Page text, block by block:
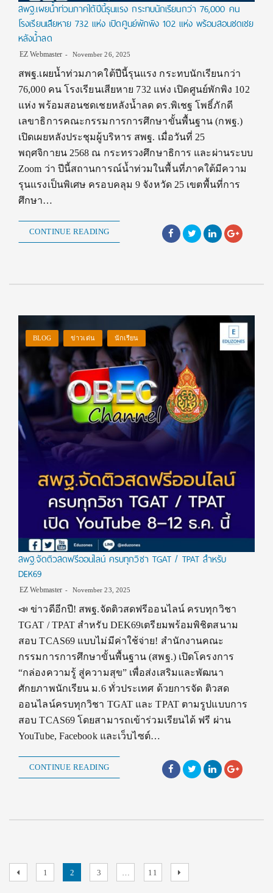
สพฐ.เผยน้ำท่วมภาคใต้ปีนี้รุนแรง กระทบนักเรียนกว่า 76,000 คน
โรงเรียนเสียหาย 732 แห่ง เปิดศูนย์พักพิง 102 แห่ง พร้อมสอนชดเชย
หลังน้ำลด
EZ Webmaster November 26, 2025
สพฐ.เผยน้ำท่วมภาคใต้ปีนี้รุนแรง กระทบนักเรียนกว่า
76,000 คน โรงเรียนเสียหาย 732 แห่ง เปิดศูนย์พักพิง 102
แห่ง พร้อมสอนชดเชยหลังน้ำลด ดร.พิเชฐ โพธิ์ภักดี
เลขาธิการคณะกรรมการการศึกษาขั้นพื้นฐาน (กพฐ.)
เปิดเผยหลังประชุมผู้บริหาร สพฐ. เมื่อวันที่ 25
พฤศจิกายน 2568 ณ กระทรวงศึกษาธิการ และผ่านระบบ
Zoom ว่า ปีนี้สถานการณ์น้ำท่วมในพื้นที่ภาคใต้มีความ
รุนแรงเป็นพิเศษ ครอบคลุม 9 จังหวัด 25 เขตพื้นที่การ
ศึกษา…
CONTINUE READING
BLOG ข่าวเด่น นักเรียน
สพฐ.จัดติวสดฟรีออนไลน์ ครบทุกวิชา TGAT / TPAT สำหรับ
DEK69
EZ Webmaster November 23, 2025
📣 ข่าวดีอีกปี! สพฐ.จัดติวสดฟรีออนไลน์ ครบทุกวิชา
TGAT / TPAT สำหรับ DEK69เตรียมพร้อมพิชิตสนาม
สอบ TCAS69 แบบไม่มีค่าใช้จ่าย! สำนักงานคณะ
กรรมการการศึกษาขั้นพื้นฐาน (สพฐ.) เปิดโครงการ
“กล่องความรู้ สู่ความสุข” เพื่อส่งเสริมและพัฒนา
ศักยภาพนักเรียน ม.6 ทั่วประเทศ ด้วยการจัด ติวสด
ออนไลน์ครบทุกวิชา TGAT และ TPAT ตามรูปแบบการ
สอบ TCAS69 โดยสามารถเข้าร่วมเรียนได้ ฟรี ผ่าน
YouTube, Facebook และเว็บไซต์…
CONTINUE READING
Posts
PreviousPage
1 Page
2 Page
3 … Page
11